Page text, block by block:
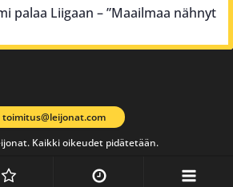
palaa Liigaan – ”Maailmaa nähnyt
Kaikki oikeudet pidätetään.
toimitus@leijonat.com